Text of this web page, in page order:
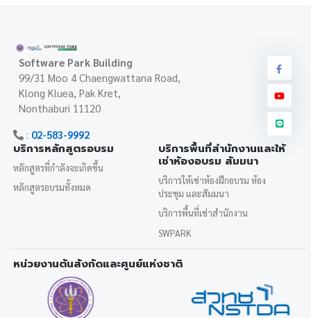
Software Park Building
99/31 Moo 4 Chaengwattana Road,
Klong Kluea, Pak Kret,
Nonthaburi 11120
: 02-583-9992
บริการหลักสูตรอบรม
หลักสูตรที่กำลังจะเกิดขึ้น
หลักสูตรอบรมทั้งหมด
บริการพื้นที่สำนักงานและให้
เช่าห้องอบรม สัมมนา
บริการให้เช่าห้องฝึกอบรม ห้อง
ประชุม และสัมมนา
บริการพื้นที่เช่าสำนักงาน
SWPARK
หน่วยงานต้นสังกัดและศูนย์แห่งชาติ